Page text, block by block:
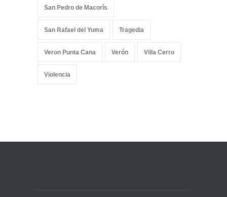
San Pedro de Macorís
San Rafael del Yuma Tragedia
Veron Punta Cana Verón Villa Cerro
Violencia